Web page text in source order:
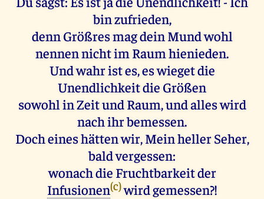
bin zufrieden,
denn Größres mag dein Mund wohl
nennen nicht im Raum hienieden.
Und wahr ist es, es wieget die
Unendlichkeit die Größen
sowohl in Zeit und Raum, und alles wird
nach ihr bemessen.
Doch eines hätten wir, Mein heller Seher,
bald vergessen:
wonach die Fruchtbarkeit der
Infusionen(c)wird gemessen?!